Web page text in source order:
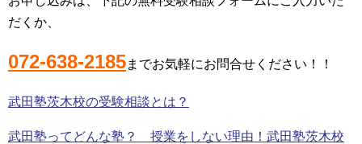
だくか、
072-638-2185までお気軽にお問合せください！！
武田塾茨木校の受験相談とは？
武田塾ってどんな塾？ 授業をしない理由！武田塾茨木校